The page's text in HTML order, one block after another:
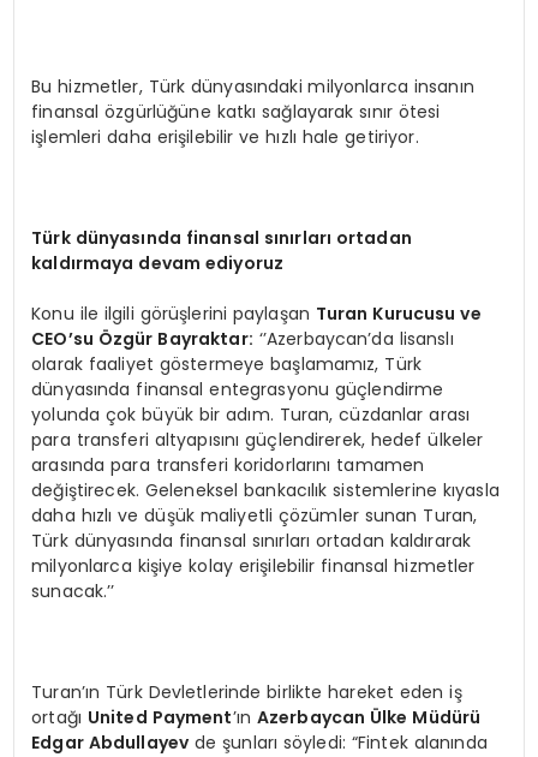
Bu hizmetler, Türk dünyasındaki milyonlarca insanın
finansal özgürlüğüne katkı sağlayarak sınır ötesi
işlemleri daha erişilebilir ve hızlı hale getiriyor.
Türk dünyasında finansal sınırları ortadan
kaldırmaya devam ediyoruz
Konu ile ilgili görüşlerini paylaşan Turan Kurucusu ve
CEO’su Özgür Bayraktar: ‘’Azerbaycan’da lisanslı
olarak faaliyet göstermeye başlamamız, Türk
dünyasında finansal entegrasyonu güçlendirme
yolunda çok büyük bir adım. Turan, cüzdanlar arası
para transferi altyapısını güçlendirerek, hedef ülkeler
arasında para transferi koridorlarını tamamen
değiştirecek. Geleneksel bankacılık sistemlerine kıyasla
daha hızlı ve düşük maliyetli çözümler sunan Turan,
Türk dünyasında finansal sınırları ortadan kaldırarak
milyonlarca kişiye kolay erişilebilir finansal hizmetler
sunacak.’’
Turan’ın Türk Devletlerinde birlikte hareket eden iş
ortağı United Payment’ın Azerbaycan Ülke Müdürü
Edgar Abdullayev de şunları söyledi: “Fintek alanında